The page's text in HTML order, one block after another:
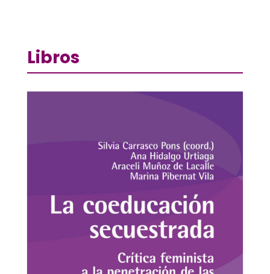
Libros